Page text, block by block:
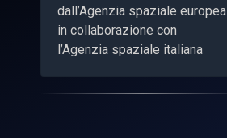
dall’Agenzia spaziale europea
in collaborazione con
l’Agenzia spaziale italiana